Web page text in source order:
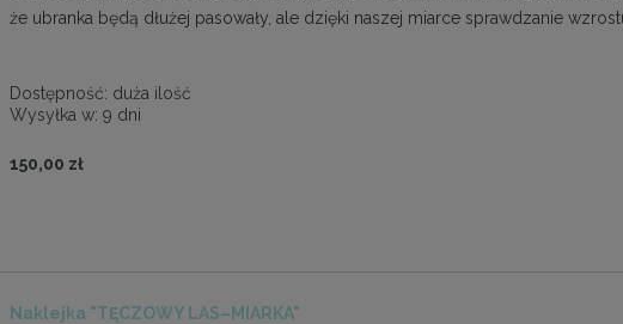
że ubranka będą dłużej pasowały, ale dzięki naszej miarce sprawdzanie
Dostępność: duża ilość
Wysyłka w: 9 dni
150,00 zł
Naklejka "TĘCZOWY LAS–MIARKA"